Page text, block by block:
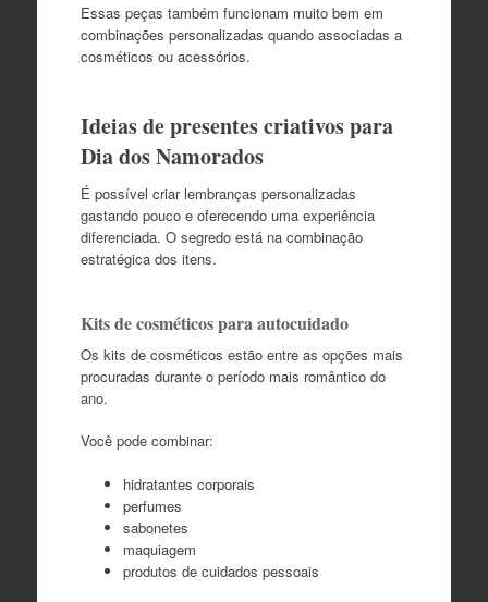
Essas peças também funcionam muito bem em
combinações personalizadas quando associadas a
cosméticos ou acessórios.
Ideias de presentes criativos para
Dia dos Namorados
É possível criar lembranças personalizadas
gastando pouco e oferecendo uma experiência
diferenciada. O segredo está na combinação
estratégica dos itens.
Kits de cosméticos para autocuidado
Os kits de cosméticos estão entre as opções mais
procuradas durante o período mais romântico do
ano.
Você pode combinar:
hidratantes corporais
perfumes
sabonetes
maquiagem
produtos de cuidados pessoais